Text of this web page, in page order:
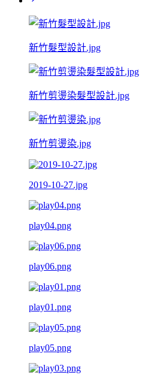
新竹髮型設計.jpg
新竹剪燙染髮型設計.jpg
新竹剪燙染.jpg
2019-10-27.jpg
play04.png
play06.png
play01.png
play05.png